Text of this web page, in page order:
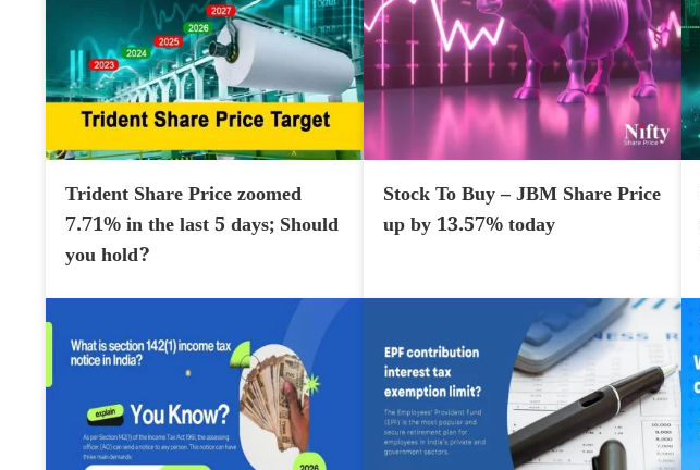
Trident Share Price zoomed
7.71% in the last 5 days; Should
you hold?
Stock To Buy – JBM Share Price
up by 13.57% today